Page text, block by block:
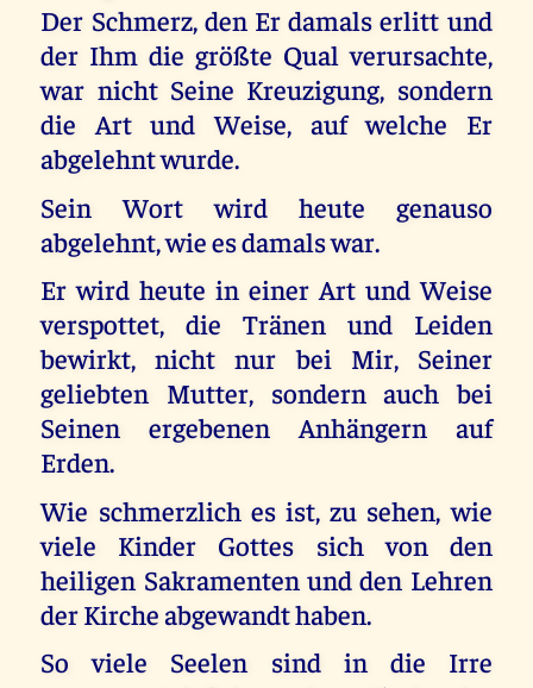
Der Schmerz, den Er damals erlitt und
der Ihm die größte Qual verursachte,
war nicht Seine Kreuzigung, sondern
die Art und Weise, auf welche Er
abgelehnt wurde.
Sein Wort wird heute genauso
abgelehnt, wie es damals war.
Er wird heute in einer Art und Weise
verspottet, die Tränen und Leiden
bewirkt, nicht nur bei Mir, Seiner
geliebten Mutter, sondern auch bei
Seinen ergebenen Anhängern auf
Erden.
Wie schmerzlich es ist, zu sehen, wie
viele Kinder Gottes sich von den
heiligen Sakramenten und den Lehren
der Kirche abgewandt haben.
So viele Seelen sind in die Irre